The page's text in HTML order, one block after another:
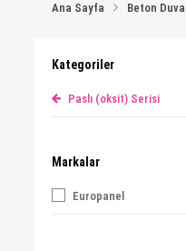
Ana Sayfa Beton
Kategoriler
Paslı (oksit) Serisi
Markalar
Europanel